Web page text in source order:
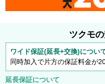
ツクモ
ワイド保証(延長+交換)につい
同時加入で片方の保証料金が
延長保証について